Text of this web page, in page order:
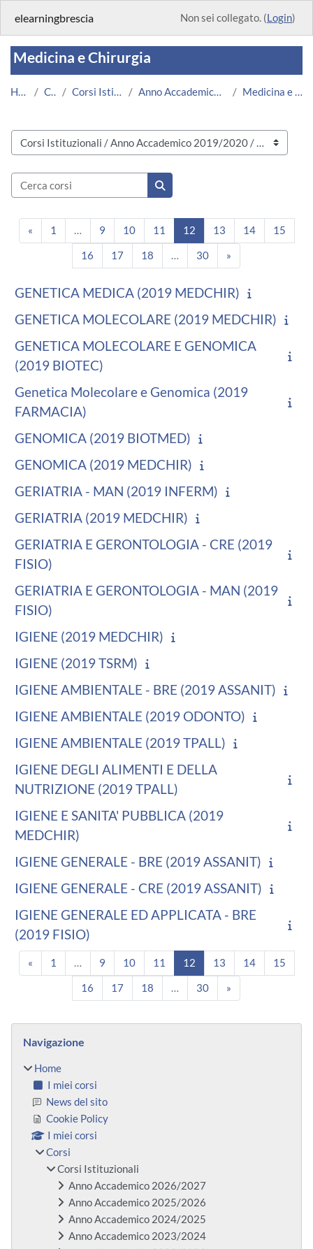
elearningbrescia Non sei collegato. (Login)
Medicina e Chirurgia
Home Corsi Corsi Istituzionali Anno Accademico 2019/2020 Medicina e Chirurgia
Categorie di corso
Cerca corsi
Cerca corsi
«Pagina precedente
1 … 9Pagina 9
10Pagina 10
11 Pagina 11
12Pagina 12
13Pagina 13
14Pagina 14
15
16 Pagina 16
17 Pagina 17
18 Pagina 18
… 30Pagina 30
»
GENETICA MEDICA (2019 MEDCHIR)
GENETICA MOLECOLARE (2019 MEDCHIR)
GENETICA MOLECOLARE E GENOMICA
(2019 BIOTEC)
Genetica Molecolare e Genomica (2019
FARMACIA)
GENOMICA (2019 BIOTMED)
GENOMICA (2019 MEDCHIR)
GERIATRIA - MAN (2019 INFERM)
GERIATRIA (2019 MEDCHIR)
GERIATRIA E GERONTOLOGIA - CRE (2019
FISIO)
GERIATRIA E GERONTOLOGIA - MAN (2019
FISIO)
IGIENE (2019 MEDCHIR)
IGIENE (2019 TSRM)
IGIENE AMBIENTALE - BRE (2019 ASSANIT)
IGIENE AMBIENTALE (2019 ODONTO)
IGIENE AMBIENTALE (2019 TPALL)
IGIENE DEGLI ALIMENTI E DELLA
NUTRIZIONE (2019 TPALL)
IGIENE E SANITA' PUBBLICA (2019
MEDCHIR)
IGIENE GENERALE - BRE (2019 ASSANIT)
IGIENE GENERALE - CRE (2019 ASSANIT)
IGIENE GENERALE ED APPLICATA - BRE
(2019 FISIO)
«Pagina precedente
1 … 9Pagina 9
10Pagina 10
11 Pagina 11
12Pagina 12
13Pagina 13
14Pagina 14
15
16 Pagina 16
17 Pagina 17
18 Pagina 18
… 30Pagina 30
»
Blocchi
Navigazione
Home
I miei corsi
News del sito
Cookie Policy
I miei corsi
Corsi
Corsi Istituzionali
Anno Accademico 2026/2027
Anno Accademico 2025/2026
Anno Accademico 2024/2025
Anno Accademico 2023/2024